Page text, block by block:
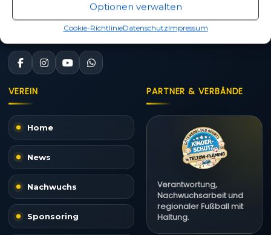
Optionen verwalten
Cookie-RichtlinieDatenschutzImpressum
Kontakt aufnehmen
VEREIN
Home
News
Nachwuchs
Sponsoring
PARTNER & VERBÄNDE
Verantwortung,
Nachwuchsarbeit und
regionaler Fußball mit
Haltung.